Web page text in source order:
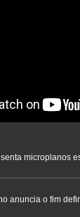
microplanos
de Arbitragem
anuncia o fim